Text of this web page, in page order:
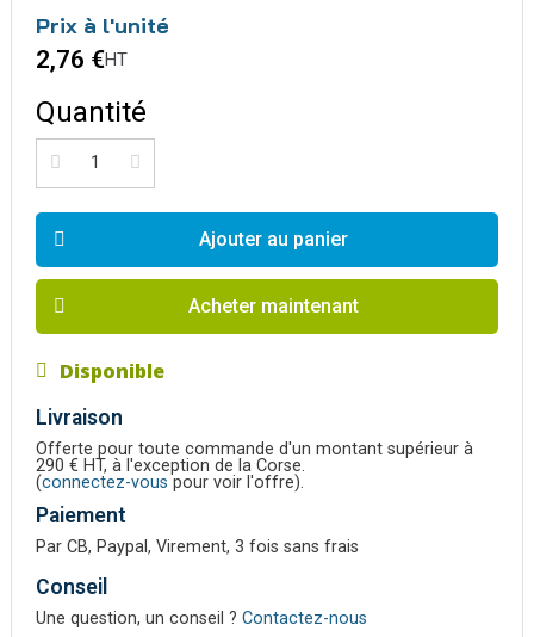
Prix à l'unité
2,76 €HT
Quantité
Ajouter au panier
Acheter maintenant
Disponible
Livraison
Offerte pour toute commande d'un montant supérieur à
290 € HT, à l'exception de la Corse.
(connectez-vous pour voir l'offre).
Paiement
Par CB, Paypal, Virement, 3 fois sans frais
Conseil
Une question, un conseil ? Contactez-nous